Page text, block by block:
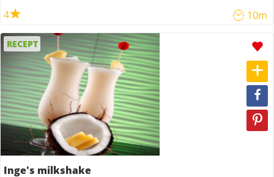
4 10m
RECEPT
Inge's milkshake